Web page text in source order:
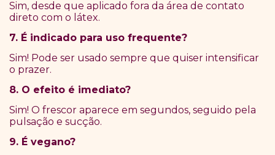
Sim, desde que aplicado fora da área de contato
direto com o látex.
7. É indicado para uso frequente?
Sim! Pode ser usado sempre que quiser intensificar
o prazer.
8. O efeito é imediato?
Sim! O frescor aparece em segundos, seguido pela
pulsação e sucção.
9. É vegano?